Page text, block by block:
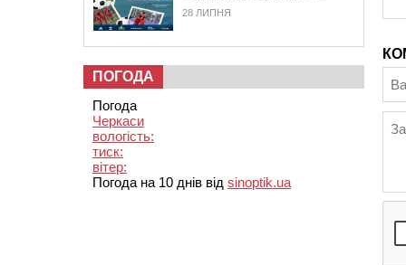
28 ЛИПНЯ
ПОГОДА
Погода
Черкаси
вологість:
тиск:
вітер:
Погода на 10 днів від sinoptik.ua